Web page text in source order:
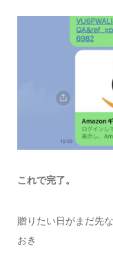
これで完了。
贈りたい日がまだ先
おき